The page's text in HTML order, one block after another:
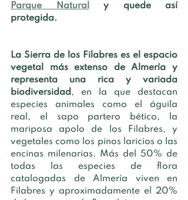
Parque Natural
y quede así
protegida.
La Sierra de los Filabres es el espacio
vegetal más extenso de Almería y
representa una rica y variada
biodiversidad, en la que destacan
especies animales como el águila
real, el sapo partero bético, la
mariposa apolo de los Filabres, y
vegetales como los pinos laricios o las
encinas milenarias. Más del 50% de
todas las especies de flora
catalogadas de Almería viven en
Filabres y aproximadamente el 20%